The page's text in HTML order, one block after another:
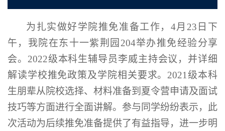
为扎实做好学院推免准备工作， 4月23日下
午， 我院在东十一紫荆园 204举办推免经验分享
会。2022级本科生辅导员李威主持会议，并详细
解读学校推免政策及学院相关要求。2021级本科
生朋辈从院校选择、材料准备到夏令营申请及面试
技巧等方面进行全面讲解。参与同学纷纷表示，此
次活动为后续推免准备提供了有益指导，进一步明